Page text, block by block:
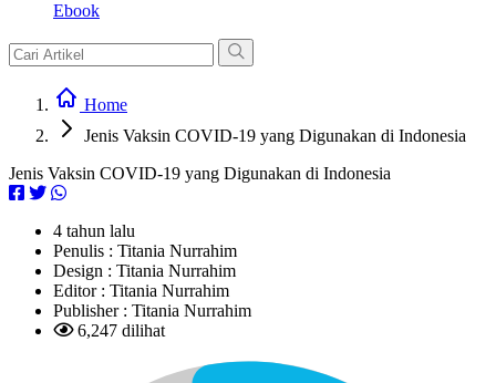
Ebook
Home
Jenis Vaksin COVID-19 yang Digunakan di Indonesia
Jenis Vaksin COVID-19 yang Digunakan di Indonesia
4 tahun lalu
Penulis : Titania Nurrahim
Design : Titania Nurrahim
Editor : Titania Nurrahim
Publisher : Titania Nurrahim
6,247 dilihat